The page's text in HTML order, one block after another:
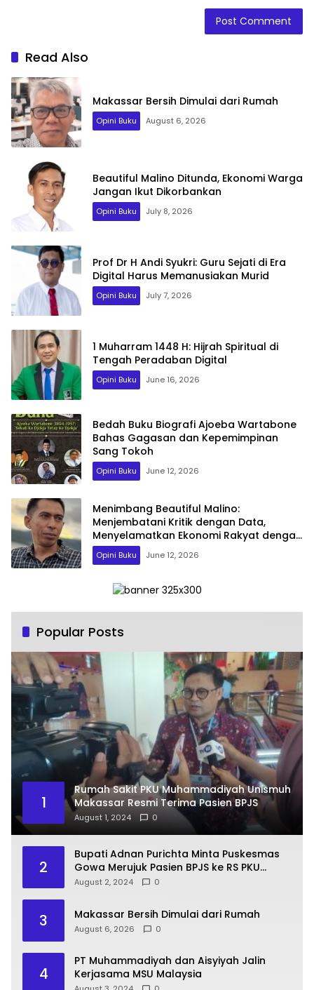
Read Also
Makassar Bersih Dimulai dari Rumah
Opini Buku August 6, 2026
Beautiful Malino Ditunda, Ekonomi Warga
Jangan Ikut Dikorbankan
Opini Buku July 8, 2026
Prof Dr H Andi Syukri: Guru Sejati di Era
Digital Harus Memanusiakan Murid
Opini Buku July 7, 2026
1 Muharram 1448 H: Hijrah Spiritual di
Tengah Peradaban Digital
Opini Buku June 16, 2026
Bedah Buku Biografi Ajoeba Wartabone
Bahas Gagasan dan Kepemimpinan
Sang Tokoh
Opini Buku June 12, 2026
Menimbang Beautiful Malino:
Menjembatani Kritik dengan Data,
Menyelamatkan Ekonomi Rakyat dengan
Sains
Opini Buku June 12, 2026
Popular Posts
1
Rumah Sakit PKU Muhammadiyah Unismuh
Makassar Resmi Terima Pasien BPJS
August 1, 2024 0
2
Bupati Adnan Purichta Minta Puskesmas
Gowa Merujuk Pasien BPJS ke RS PKU
Muhammadiyah Unismuh Makassar
August 2, 2024 0
3 Makassar Bersih Dimulai dari Rumah
August 6, 2026 0
4
PT Muhammadiyah dan Aisyiyah Jalin
Kerjasama MSU Malaysia